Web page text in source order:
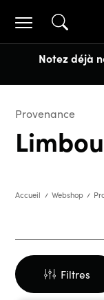
Notez déjà
Provenance
Accueil Webshop
Filtres